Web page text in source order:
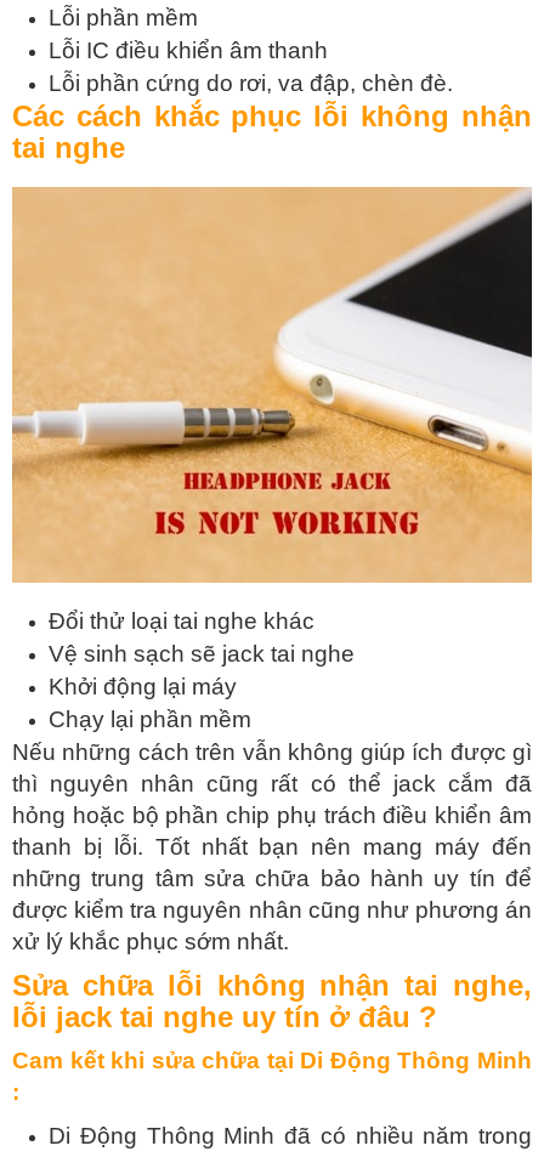
Lỗi phần mềm
Lỗi IC điều khiển âm thanh
Lỗi phần cứng do rơi, va đập, chèn đè.
Các cách khắc phục lỗi không nhận
tai nghe
Đổi thử loại tai nghe khác
Vệ sinh sạch sẽ jack tai nghe
Khởi động lại máy
Chạy lại phần mềm
Nếu những cách trên vẫn không giúp ích được gì
thì nguyên nhân cũng rất có thể jack cắm đã
hỏng hoặc bộ phần chip phụ trách điều khiển âm
thanh bị lỗi. Tốt nhất bạn nên mang máy đến
những trung tâm sửa chữa bảo hành uy tín để
được kiểm tra nguyên nhân cũng như phương án
xử lý khắc phục sớm nhất.
Sửa chữa lỗi không nhận tai nghe,
lỗi jack tai nghe uy tín ở đâu ?
Cam kết khi sửa chữa tại Di Động Thông Minh
:
Di Động Thông Minh đã có nhiều năm trong